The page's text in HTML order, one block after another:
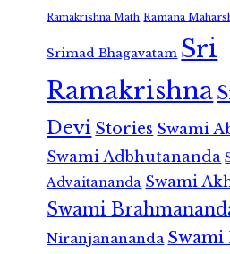
Ramakrishna Math Ramana
Srimad Bhagavatam Sri
Ramakrishna
Devi Stories Swami
Swami Adbhutananda
Advaitananda Swami
Swami
Niranjanananda Swami